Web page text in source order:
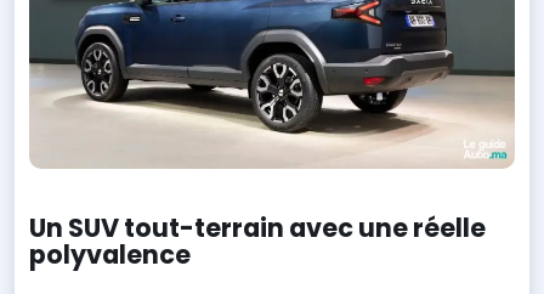
Un SUV tout-terrain avec une réelle
polyvalence